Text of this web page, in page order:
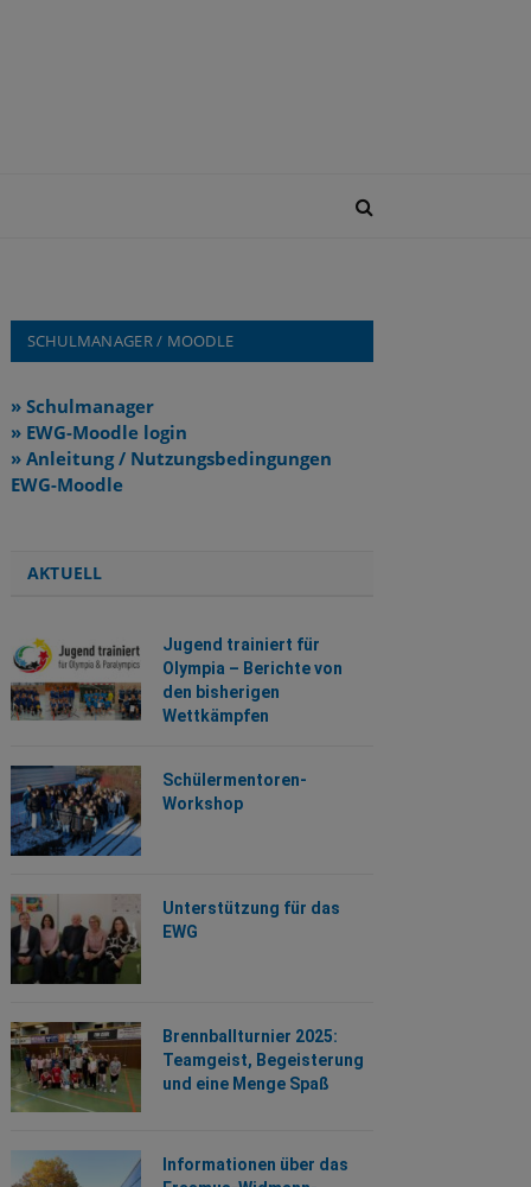
SCHULMANAGER / MOODLE
» Schulmanager
» EWG-Moodle login
» Anleitung / Nutzungsbedingungen
EWG-Moodle
AKTUELL
Jugend trainiert für
Olympia – Berichte von
den bisherigen
Wettkämpfen
Schülermentoren-
Workshop
Unterstützung für das
EWG
Brennballturnier 2025:
Teamgeist, Begeisterung
und eine Menge Spaß
Informationen über das